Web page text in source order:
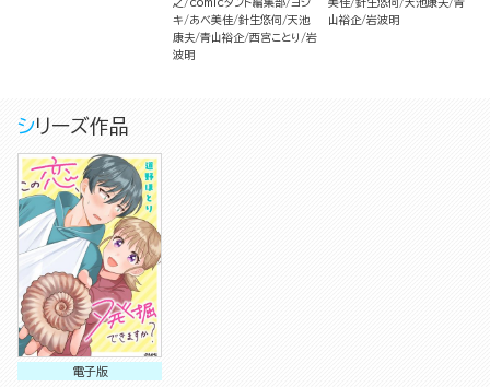
之
comicタント編集部 ヨシ
キ
あべ美佳 針生悠伺 天池
康夫 青山裕企 西宮ことり
岩
波明
美佳 針生悠伺 天池康夫 青
山裕企 岩波明
シリーズ作品
電子版